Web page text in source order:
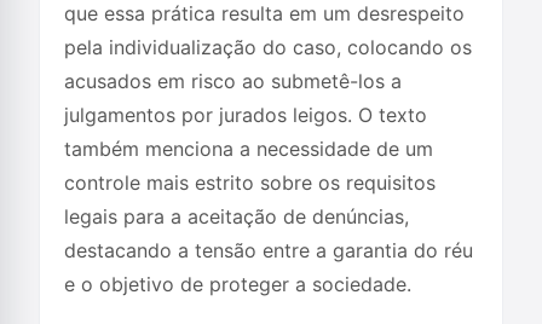
que essa prática resulta em um desrespeito
pela individualização do caso, colocando os
acusados em risco ao submetê-los a
julgamentos por jurados leigos. O texto
também menciona a necessidade de um
controle mais estrito sobre os requisitos
legais para a aceitação de denúncias,
destacando a tensão entre a garantia do réu
e o objetivo de proteger a sociedade.